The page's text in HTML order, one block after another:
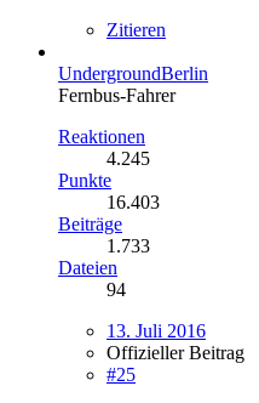
Zitieren
UndergroundBerlin
Fernbus-Fahrer
Reaktionen
4.245
Punkte
16.403
Beiträge
1.733
Dateien
94
13. Juli 2016
Offizieller Beitrag
#25